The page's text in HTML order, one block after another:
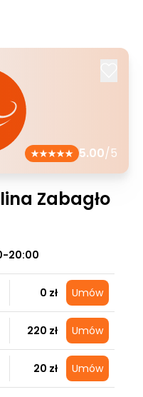
5.00/5
Zabagło
20:00
0 zł Umów
220 zł Umów
20 zł Umów